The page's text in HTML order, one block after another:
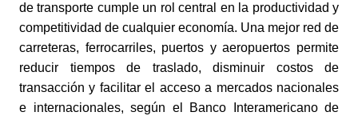
de transporte cumple un rol central en la productividad y
competitividad de cualquier economía. Una mejor red de
carreteras, ferrocarriles, puertos y aeropuertos permite
reducir tiempos de traslado, disminuir costos de
transacción y facilitar el acceso a mercados nacionales
e internacionales, según el Banco Interamericano de